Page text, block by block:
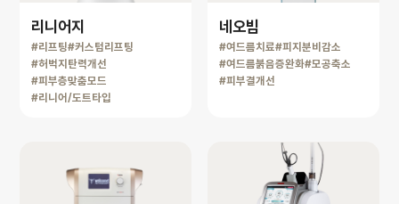
리니어지
#리프팅#커스텀리프팅
#허벅지탄력개선
#피부층맞춤모드
#리니어/도트타입
네오빔
#여드름치료#피지분비감소
#여드름붉음증완화#모공축소
#피부결개선